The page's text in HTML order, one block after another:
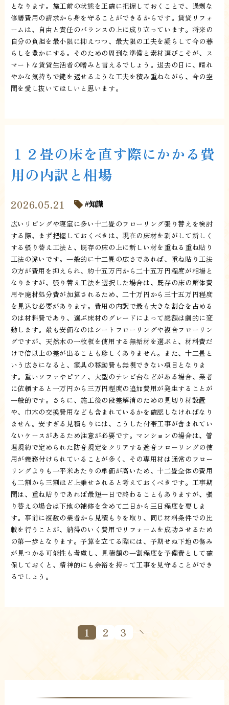
となります。施工前の状態を正確に把握しておくことで、過剰な
修繕費用の請求から身を守ることができるからです。賃貸リフォ
ームは、自由と責任のバランスの上に成り立っています。将来の
自分の負担を最小限に抑えつつ、最大限の工夫を凝らして今の暮
らしを豊かにする。そのための周到な準備と素材選びこそが、ス
マートな賃貸生活者の嗜みと言えるでしょう。退去の日に、晴れ
やかな気持ちで鍵を返せるような工夫を積み重ねながら、今の空
間を愛し抜いてほしいと思います。
１２畳の床を直す際にかかる費
用の内訳と相場
2026.05.21 知識
広いリビングや寝室に多い十二畳のフローリング張り替えを検討
する際、まず把握しておくべきは、現在の床材を剥がして新しく
する張り替え工法と、既存の床の上に新しい材を重ねる重ね貼り
工法の違いです。一般的に十二畳の広さであれば、重ね貼り工法
の方が費用を抑えられ、約十五万円から二十五万円程度が相場と
なりますが、張り替え工法を選択した場合は、既存の床の解体費
用や廃材処分費が加算されるため、二十万円から三十五万円程度
を見込む必要があります。費用の内訳で最も大きな割合を占める
のは材料費であり、選ぶ床材のグレードによって総額は劇的に変
動します。最も安価なのはシートフローリングや複合フローリン
グですが、天然木の一枚板を使用する無垢材を選ぶと、材料費だ
けで倍以上の差が出ることも珍しくありません。また、十二畳と
いう広さになると、家具の移動費も無視できない項目となりま
す。重いソファやピアノ、大型のテレビ台などがある場合、業者
に依頼すると一万円から三万円程度の追加費用が発生することが
一般的です。さらに、施工後の段差解消のための見切り材設置
や、巾木の交換費用なども含まれているかを確認しなければなり
ません。安すぎる見積もりには、こうした付帯工事が含まれてい
ないケースがあるため注意が必要です。マンションの場合は、管
理規約で定められた防音規定をクリアする遮音フローリングの使
用が義務付けられていることが多く、その専用材は通常のフロー
リングよりも一平米あたりの単価が高いため、十二畳全体の費用
も二割から三割ほど上乗せされると考えておくべきです。工事期
間は、重ね貼りであれば最短一日で終わることもありますが、張
り替えの場合は下地の補修を含めて二日から三日程度を要しま
す。事前に複数の業者から見積もりを取り、同じ材料条件での比
較を行うことが、納得のいく費用でリフォームを成功させるため
の第一歩となります。予算を立てる際には、予期せぬ下地の傷み
が見つかる可能性も考慮し、見積額の一割程度を予備費として確
保しておくと、精神的にも余裕を持って工事を見守ることができ
るでしょう。
1 2 3